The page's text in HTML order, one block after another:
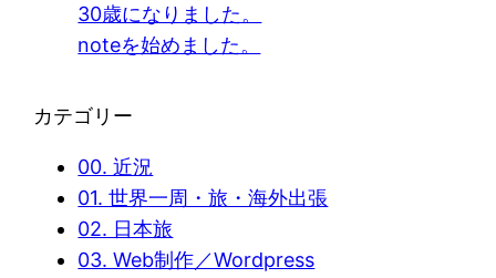
30歳になりました。
noteを始めました。
カテゴリー
00. 近況
01. 世界一周・旅・海外出張
02. 日本旅
03. Web制作／Wordpress